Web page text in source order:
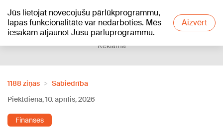
Jūs lietojat novecojušu pārlūkprogrammu,
lapas funkcionalitāte var nedarboties. Mēs
iesakām atjaunot Jūsu pārluprogrammu.
Aizvērt
+12°C
Reklāma
1188 ziņas
Sabiedrība
Piektdiena, 10. aprīlis, 2026
Finanses